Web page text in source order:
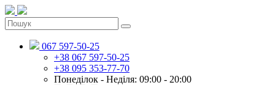
067 597-50-25
+38 067 597-50-25
+38 095 353-77-70
Понеділок - Неділя: 09:00 - 20:00